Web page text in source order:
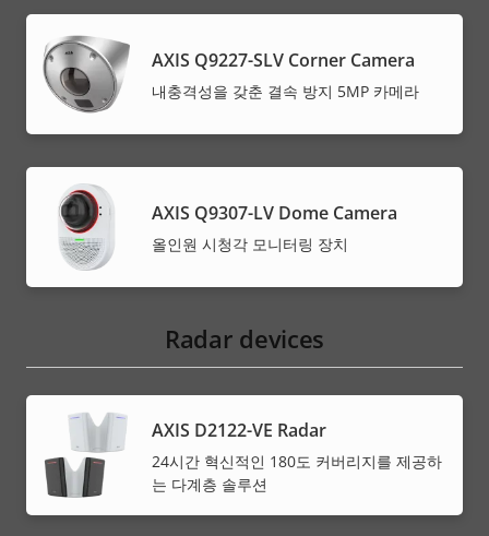
AXIS Q9227-SLV Corner Camera
내충격성을 갖춘 결속 방지 5MP 카메라
AXIS Q9307-LV Dome Camera
올인원 시청각 모니터링 장치
Radar devices
AXIS D2122-VE Radar
24시간 혁신적인 180도 커버리지를 제공하
는 다계층 솔루션